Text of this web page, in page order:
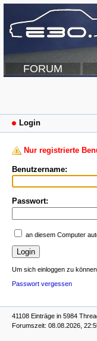
FORUM
Login
Nur registrierte
Benutzername:
Passwort:
an diesem Computer
Um sich einloggen zu
Passwort vergessen
41108 Einträge in 5984
Forumszeit: 08.08.2026,